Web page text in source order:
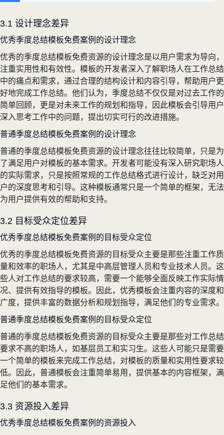
3.1 设计理念差异
优秀季度总结模板免费案例的设计理念
优秀的季度总结模板免费资源的设计理念是以用户需求为导向，
注重实用性和有效性。模板的开发者深入了解职场人在工作总结
中的痛点和需求，通过合理的结构设计和内容引导，帮助用户更
好地完成工作总结。他们认为，季度总结不仅仅是对过去工作的
简单回顾，更是对未来工作的规划和指导，因此模板会引导用户
深入思考工作中的问题，提出切实可行的改进措施。
普通季度总结模板免费案例的设计理念
普通的季度总结模板免费资源的设计理念往往比较简单，只是为
了满足用户对模板的基本需求。开发者可能没有深入研究职场人
的实际需求，只是按照常规的工作总结格式进行设计，缺乏对用
户的深度思考和引导。这种模板通常只是一个简单的框架，无法
为用户提供有效的帮助和支持。
3.2 目标受众定位差异
优秀季度总结模板免费案例的目标受众定位
优秀的季度总结模板免费资源的目标受众主要是那些注重工作质
量和效率的职场人，尤其是中高层管理人员和专业技术人员。这
些人对工作总结的要求较高，需要一个能够全面反映工作实际情
况、提供有效指导的模板。因此，优秀模板会注重内容的深度和
广度，提供丰富的数据分析和规划指导，满足他们的专业需求。
普通季度总结模板免费案例的目标受众定位
普通的季度总结模板免费资源的目标受众主要是那些对工作总结
要求不高的职场人，如基层员工和实习生。这些人可能只是需要
一个简单的模板来完成工作总结，对模板的质量和实用性要求较
低。因此，普通模板会注重简单易用，提供基本的内容框架，满
足他们的基本需求。
3.3 资源投入差异
优秀季度总结模板免费案例的资源投入